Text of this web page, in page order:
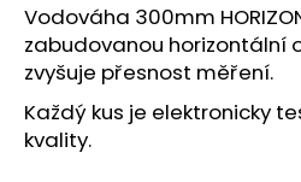
Vodováha 300mm
zabudovanou horizontální
zvyšuje přesnost měření.
Každý kus je elektronicky
kvality.
HLEDAT
D
o